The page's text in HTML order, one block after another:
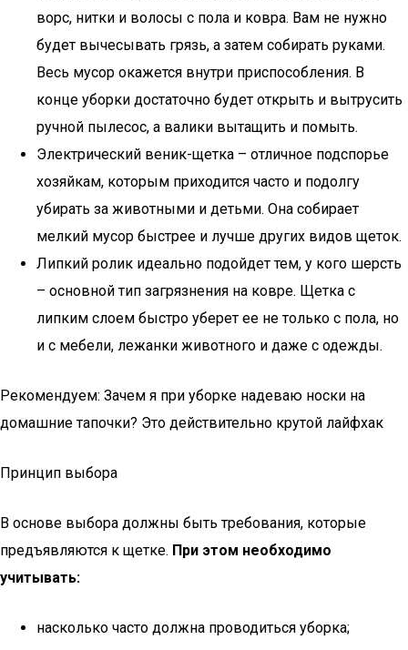
ворс, нитки и волосы с пола и ковра. Вам не нужно
будет вычесывать грязь, а затем собирать руками.
Весь мусор окажется внутри приспособления. В
конце уборки достаточно будет открыть и вытрусить
ручной пылесос, а валики вытащить и помыть.
Электрический веник-щетка – отличное подспорье
хозяйкам, которым приходится часто и подолгу
убирать за животными и детьми. Она собирает
мелкий мусор быстрее и лучше других видов щеток.
Липкий ролик идеально подойдет тем, у кого шерсть
– основной тип загрязнения на ковре. Щетка с
липким слоем быстро уберет ее не только с пола, но
и с мебели, лежанки животного и даже с одежды.
Рекомендуем: Зачем я при уборке надеваю носки на
домашние тапочки? Это действительно крутой лайфхак
Принцип выбора
В основе выбора должны быть требования, которые
предъявляются к щетке. При этом необходимо
учитывать:
насколько часто должна проводиться уборка;